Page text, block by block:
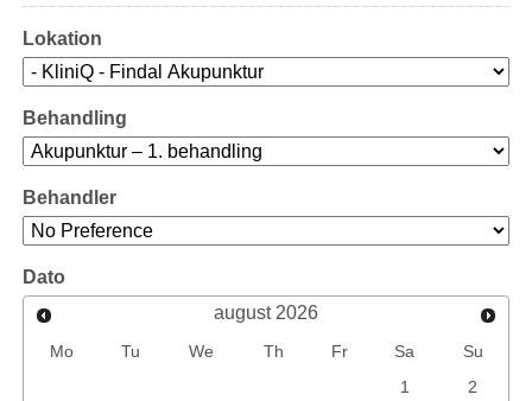
Lokation
Behandling
Behandler
Dato
august 2026
Mo Tu We Th Fr Sa
Su
1
2